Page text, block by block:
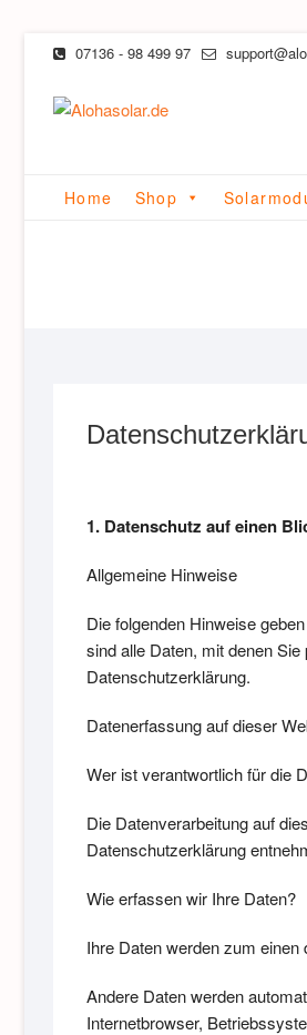
Skip
content
07136 - 98 499 97
Home Shop
1. Datenschutz auf einen
Allgemeine Hinweise
Die folgenden Hinweise
sind alle Daten, mit denen
Datenschutzerklärung.
Datenerfassung auf dieser
Wer ist verantwortlich für die
Die Datenverarbeitung auf
Datenschutzerklärung
Wie erfassen wir Ihre Daten?
Ihre Daten werden zum
Andere Daten werden
Internetbrowser,